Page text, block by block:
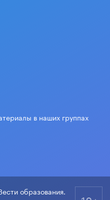
в наших группах
образования.